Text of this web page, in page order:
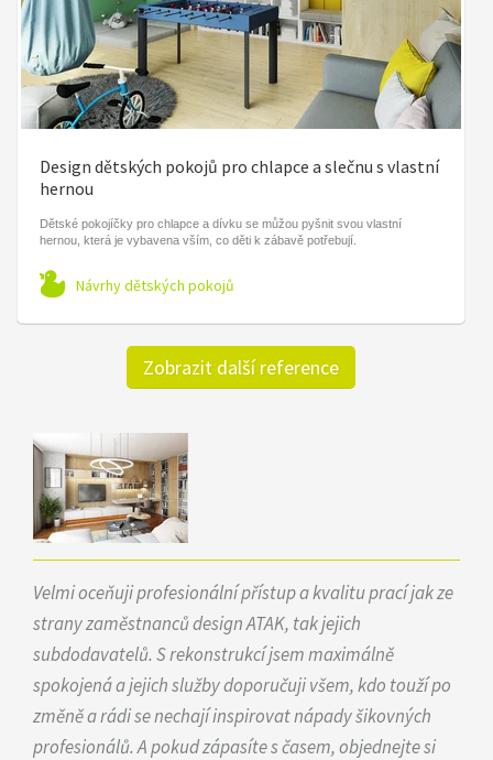
Design dětských pokojů pro chlapce a slečnu s vlastní
hernou
Dětské pokojíčky pro chlapce a dívku se můžou pyšnit svou vlastní
hernou, která je vybavena vším, co děti k zábavě potřebují.
Návrhy dětských pokojů
Zobrazit další reference
Velmi oceňuji profesionální přístup a kvalitu prací jak ze
strany zaměstnanců design ATAK, tak jejich
subdodavatelů. S rekonstrukcí jsem maximálně
spokojená a jejich služby doporučuji všem, kdo touží po
změně a rádi se nechají inspirovat nápady šikovných
profesionálů. A pokud zápasíte s časem, objednejte si